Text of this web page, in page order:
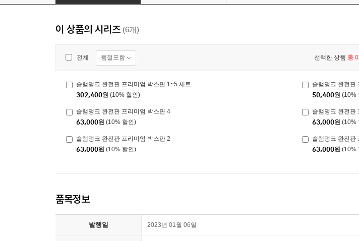
이 상품의 시리즈 (6개)
전체 품절포함 선택한 상품 총 0
슬램덩크 완전판 프리미엄 박스판 1~5 세트
302,400원 (10% 할인)
슬램덩크 완전판
50,400원 (10%
슬램덩크 완전판 프리미엄 박스판 4
63,000원 (10% 할인)
슬램덩크 완전판
63,000원 (10%
슬램덩크 완전판 프리미엄 박스판 2
63,000원 (10% 할인)
슬램덩크 완전판
63,000원 (10%
품목정보
발행일 2023년 01월 06일